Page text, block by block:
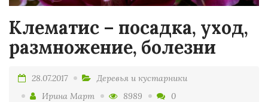
Клематис – посадка, уход,
размножение, болезни
28.07.2017
Деревья и кустарники
Ирина Март
8989 0